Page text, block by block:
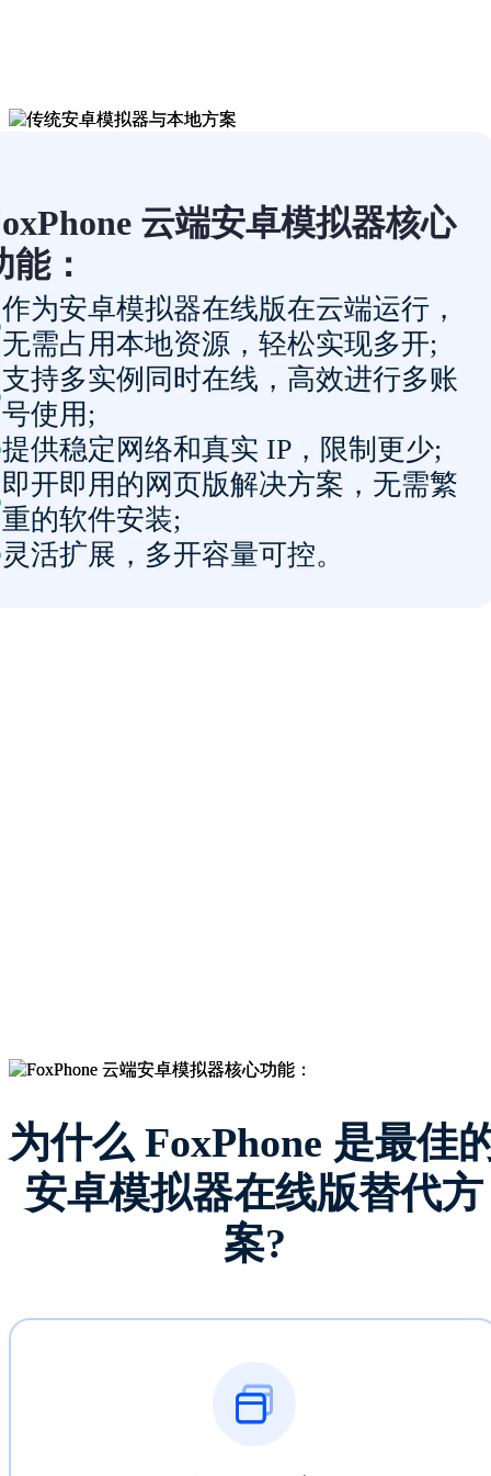
云端安卓模拟器核心
能：
作为安卓模拟器在线版在云端运行，
无需占用本地资源，轻松实现多开;
支持多实例同时在线，高效进行多账
号使用;
提供稳定网络和真实 IP，限制更少;
即开即用的网页版解决方案，无需繁
重的软件安装;
灵活扩展，多开容量可控。
为什么 FoxPhone 是最佳
安卓模拟器在线版替代方
案?